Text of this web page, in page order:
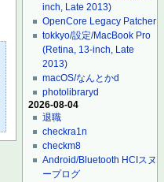
inch, Late 2013)
OpenCore Legacy Patcher
tokkyo/設定/MacBook Pro
(Retina, 13-inch, Late
2013)
macOS/なんとかd
photolibraryd
2026-08-04
退職
checkra1n
checkm8
Android/Bluetooth HCIスヌ
ープログ